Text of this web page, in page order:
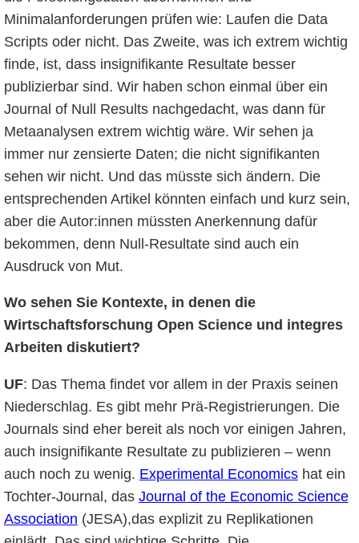
Minimalanforderungen prüfen wie: Laufen die Data
Scripts oder nicht. Das Zweite, was ich extrem wichtig
finde, ist, dass insignifikante Resultate besser
publizierbar sind. Wir haben schon einmal über ein
Journal of Null Results nachgedacht, was dann für
Metaanalysen extrem wichtig wäre. Wir sehen ja
immer nur zensierte Daten; die nicht signifikanten
sehen wir nicht. Und das müsste sich ändern. Die
entsprechenden Artikel könnten einfach und kurz sein,
aber die Autor:innen müssten Anerkennung dafür
bekommen, denn Null-Resultate sind auch ein
Ausdruck von Mut.
Wo sehen Sie Kontexte, in denen die
Wirtschaftsforschung Open Science und integres
Arbeiten diskutiert?
UF: Das Thema findet vor allem in der Praxis seinen
Niederschlag. Es gibt mehr Prä-Registrierungen. Die
Journals sind eher bereit als noch vor einigen Jahren,
auch insignifikante Resultate zu publizieren – wenn
auch noch zu wenig. Experimental Economicshat ein
Tochter-Journal, das Journal of the Economic Science
Association (JESA),das explizit zu Replikationen